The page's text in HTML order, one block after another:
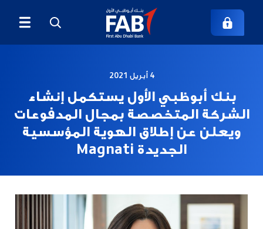
4 أبريل 2021
بنك أبوظبي الأول يستكمل إنشاء
الشركة المتخصصة بمجال المدفوعات
ويعلن عن إطلاق الهوية المؤسسية
الجديدة Magnati